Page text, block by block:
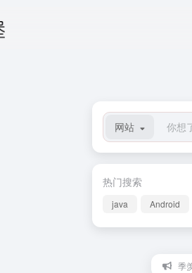
网站
热门搜索
java Android
季